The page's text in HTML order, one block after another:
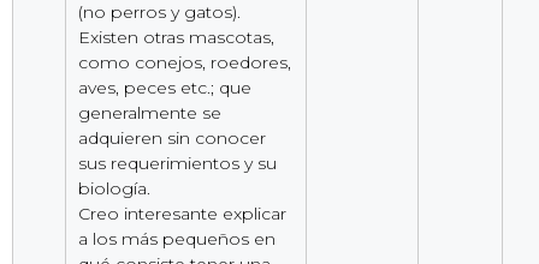
(no perros y gatos).
Existen otras mascotas,
como conejos, roedores,
aves, peces etc.; que
generalmente se
adquieren sin conocer
sus requerimientos y su
biología.
Creo interesante explicar
a los más pequeños en